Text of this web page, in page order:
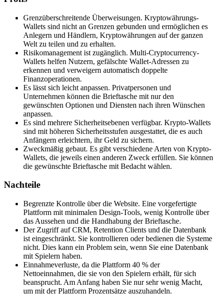
Grenzüberschreitende Überweisungen. Kryptowährungs-
Wallets sind nicht an Grenzen gebunden und ermöglichen es
Anlegern und Händlern, Kryptowährungen auf der ganzen
Welt zu teilen und zu erhalten.
Risikomanagement ist zugänglich. Multi-Cryptocurrency-
Wallets helfen Nutzern, gefälschte Wallet-Adressen zu
erkennen und verweigern automatisch doppelte
Finanzoperationen.
Es lässt sich leicht anpassen. Privatpersonen und
Unternehmen können die Brieftasche mit nur den
gewünschten Optionen und Diensten nach ihren Wünschen
anpassen.
Es sind mehrere Sicherheitsebenen verfügbar. Krypto-Wallets
sind mit höheren Sicherheitsstufen ausgestattet, die es auch
Anfängern erleichtern, ihr Geld zu sichern.
Zweckmäßig gebaut. Es gibt verschiedene Arten von Krypto-
Wallets, die jeweils einen anderen Zweck erfüllen. Sie können
die gewünschte Brieftasche mit Bedacht wählen.
Nachteile
Begrenzte Kontrolle über die Website. Eine vorgefertigte
Plattform mit minimalen Design-Tools, wenig Kontrolle über
das Aussehen und die Handhabung der Brieftasche.
Der Zugriff auf CRM, Retention Clients und die Datenbank
ist eingeschränkt. Sie kontrollieren oder bedienen die Systeme
nicht. Dies kann ein Problem sein, wenn Sie eine Datenbank
mit Spielern haben.
Einnahmeverluste, da die Plattform 40 % der
Nettoeinnahmen, die sie von den Spielern erhält, für sich
beansprucht. Am Anfang haben Sie nur sehr wenig Macht,
um mit der Plattform Prozentsätze auszuhandeln.